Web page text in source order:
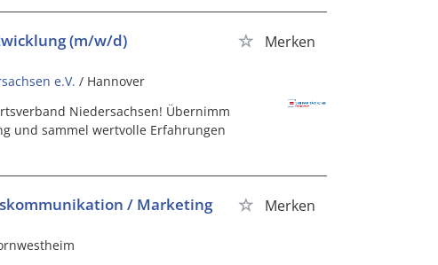
(m/w/d) Merken
e.V. / Hannover
Niedersachsen! Übernimm
und sammel wertvolle Erfahrungen
/ Marketing Merken